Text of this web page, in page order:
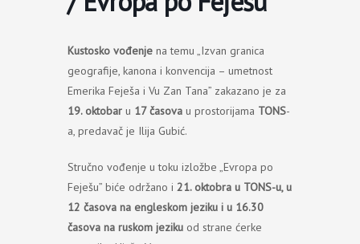
Kustosko vođenje na temu „Izvan granica
geografije, kanona i konvencija – umetnost
Emerika Feješa i Vu Zan Tana” zakazano je za
19. oktobar u 17 časova u prostorijama TONS-
a, predavač je Ilija Gubić.
Stručno vođenje u toku izložbe „Evropa po
Feješu” biće održano i 21. oktobra u TONS-u, u
12 časova na engleskom jeziku i u 16.30
časova na ruskom jeziku od strane ćerke